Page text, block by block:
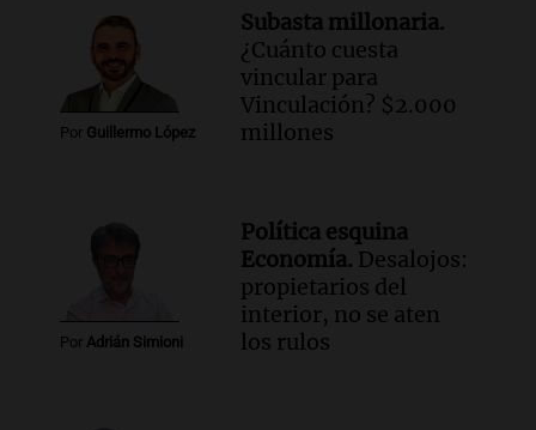
Una mañana para todos
Episodios
Audio.
Mateo, a los 25 años, lucha
contra el tiempo: necesita un trasplante
Audio.
Estiman que la inflación nacional
de julio será menor al 2,9% registrado
Una mañana para todos
Episodios
Por Guillermo López
Subasta millonaria.
¿Cuánto cuesta
vincular para
Vinculación? $2.000
millones
Por Adrián Simioni
Política esquina
Economía. Desalojos:
propietarios del
interior, no se aten
los rulos